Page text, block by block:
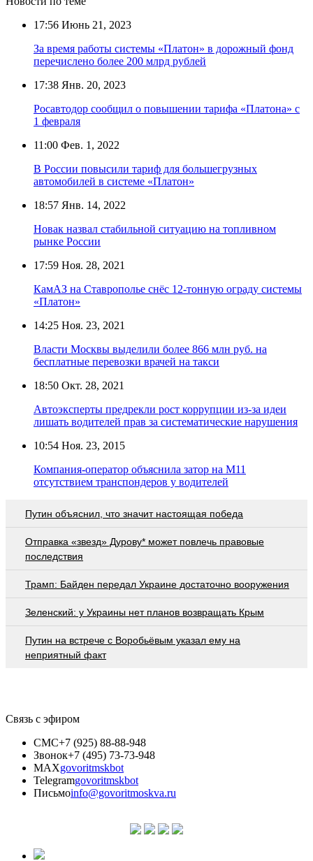
17:56 Июнь 21, 2023
За время работы системы «Платон» в дорожный фонд
перечислено более 200 млрд рублей
17:38 Янв. 20, 2023
Росавтодор сообщил о повышении тарифа «Платона» с
1 февраля
11:00 Фев. 1, 2022
В России повысили тариф для большегрузных
автомобилей в системе «Платон»
18:57 Янв. 14, 2022
Новак назвал стабильной ситуацию на топливном
рынке России
17:59 Ноя. 28, 2021
КамАЗ на Ставрополье снёс 12-тонную ограду системы
«Платон»
14:25 Ноя. 23, 2021
Власти Москвы выделили более 866 млн руб. на
бесплатные перевозки врачей на такси
18:50 Окт. 28, 2021
Автоэксперты предрекли рост коррупции из-за идеи
лишать водителей прав за систематические нарушения
10:54 Ноя. 23, 2015
Компания-оператор объяснила затор на М11
отсутствием транспондеров у водителей
Путин объяснил, что значит настоящая победа
Отправка «звезд» Дурову* может повлечь правовые
последствия
Трамп: Байден передал Украине достаточно вооружения
Зеленский: у Украины нет планов возвращать Крым
Путин на встрече с Воробьёвым указал ему на
неприятный факт
Связь с эфиром
СМС+7 (925) 88-88-948
Звонок+7 (495) 73-73-948
MAXgovoritmskbot
Telegramgovoritmskbot
Письмоinfo@govoritmoskva.ru